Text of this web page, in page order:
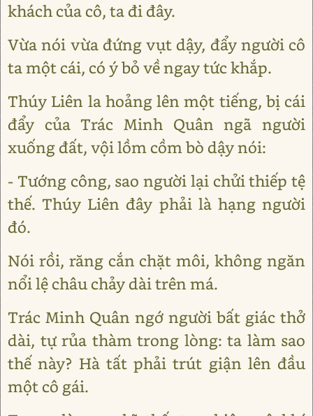
khách của cô, ta đi đây.
Vừa nói vừa đứng vụt dậy, đẩy người cô
ta một cái, có ý bỏ về ngay tức khắp.
Thúy Liên la hoảng lên một tiếng, bị cái
đẩy của Trác Minh Quân ngã người
xuống đất, vội lồm cồm bò dậy nói:
- Tướng công, sao người lại chửi thiếp tệ
thế. Thúy Liên đây phải là hạng người
đó.
Nói rồi, răng cắn chặt môi, không ngăn
nổi lệ châu chảy dài trên má.
Trác Minh Quân ngớ người bất giác thở
dài, tự rủa thàm trong lòng: ta làm sao
thế này? Hà tất phải trút giận lên đầu
một cô gái.